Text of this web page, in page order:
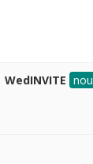
WedINVITE nou